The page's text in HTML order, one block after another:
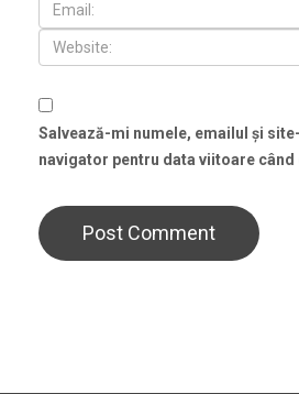
Salvează-mi numele, emailul și
navigator pentru data viitoare când